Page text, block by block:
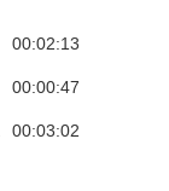
00:02:13
00:00:47
00:03:02